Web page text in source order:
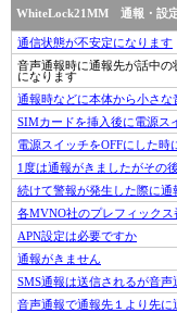
WhiteLock21MM 通報・設
通信状態が不安定になります
音声通報時に通報先が話中
になります
通報時などに本体から小さな
SIMカードを挿入後に電源ス
電源スイッチをOFFにした
1度は通報がきましたがその
続けて警報が発生した際に通
各MVNO社のプレフィック
APN設定は必要ですか
通報がきません
SMS通報は送信されるが音声
音声通報で通報先１より先に